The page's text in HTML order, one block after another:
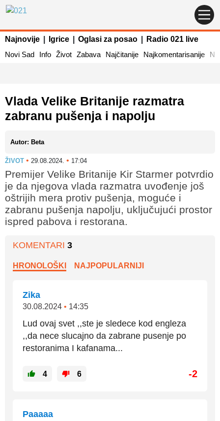
Najnovije Igrice Oglasi za posao
Radio 021 live
Novi Sad
Info Život Zabava Najčitanije Najkomentarisanije
Vlada Velike Britanije razmatra
zabranu pušenja i napolju
Autor: Beta
ŽIVOT • 29.08.2024. • 17:04
Premijer Velike Britanije Kir Starmer potvrdio
je da njegova vlada razmatra uvođenje još
oštrijih mera protiv pušenja, moguće i
zabranu pušenja napolju, uključujući prostor
ispred pabova i restorana.
KOMENTARI 3
HRONOLOŠKI NAJPOPULARNIJI
Zika
30.08.2024 • 14:35
Lud ovaj svet ,,ste je sledece kod engleza
,,da nece slucajno da zabrane pusenje po
restoranima I kafanama...
4 6 -2
Paaaaa